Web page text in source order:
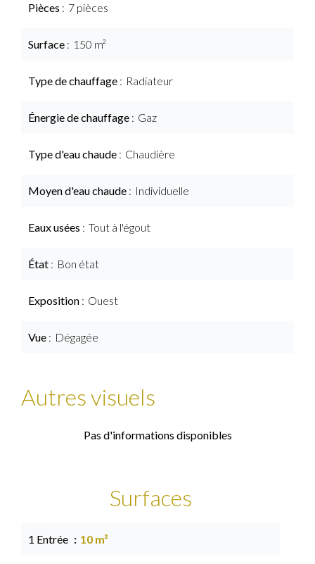
Pièces 7 pièces
Surface 150 m²
Type de chauffage Radiateur
Énergie de chauffage Gaz
Type d'eau chaude Chaudière
Moyen d'eau chaude Individuelle
Eaux usées Tout à l'égout
État Bon état
Exposition Ouest
Vue Dégagée
Autres visuels
Pas d'informations disponibles
Surfaces
1 Entrée 10 m²